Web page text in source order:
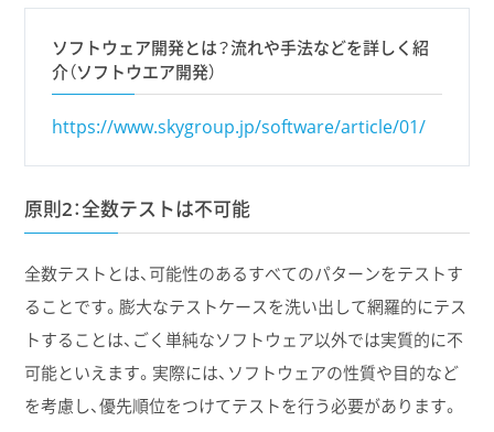
ソフトウェア開発とは？流れや手法などを詳しく紹
介（ソフトウエア開発）
https://www.skygroup.jp/software/article/01/
原則2：全数テストは不可能
全数テストとは、可能性のあるすべてのパターンをテストす
ることです。膨大なテストケースを洗い出して網羅的にテス
トすることは、ごく単純なソフトウェア以外では実質的に不
可能といえます。実際には、ソフトウェアの性質や目的など
を考慮し、優先順位をつけてテストを行う必要があります。